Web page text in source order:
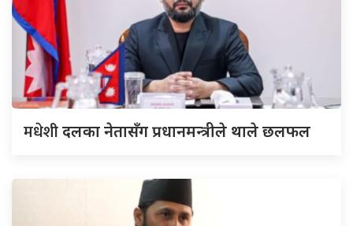
मधेशीदलका नेतासँग प्रधानमन्त्रीले थाले छलफल